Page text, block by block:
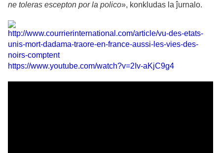
ne toleras escepton por la polico», konkludas la ĵurnalo.
http://www.courrierinternational.com/article/vu-des-etats-
unis-mort-dadama-traore-en-france-aussi-les-vies-des-
noirs-comptent
https://www.youtube.com/watch?v=2Iv-aKjC9g4